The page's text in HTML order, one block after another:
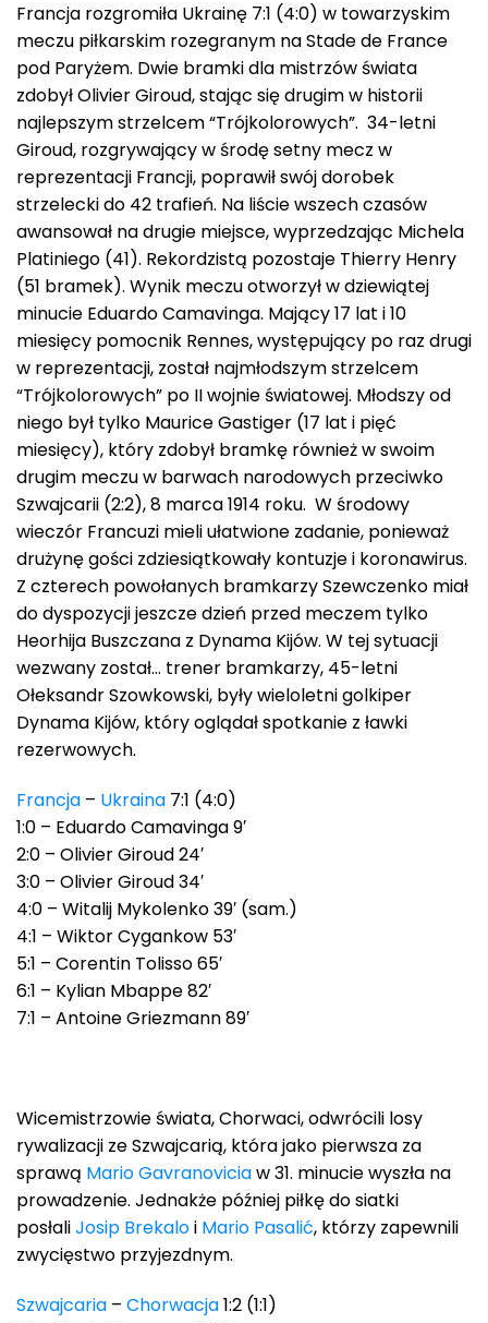
Francja rozgromiła Ukrainę 7:1 (4:0) w towarzyskim
meczu piłkarskim rozegranym na Stade de France
pod Paryżem. Dwie bramki dla mistrzów świata
zdobył Olivier Giroud, stając się drugim w historii
najlepszym strzelcem “Trójkolorowych”. 34-letni
Giroud, rozgrywający w środę setny mecz w
reprezentacji Francji, poprawił swój dorobek
strzelecki do 42 trafień. Na liście wszech czasów
awansował na drugie miejsce, wyprzedzając Michela
Platiniego (41). Rekordzistą pozostaje Thierry Henry
(51 bramek). Wynik meczu otworzył w dziewiątej
minucie Eduardo Camavinga. Mający 17 lat i 10
miesięcy pomocnik Rennes, występujący po raz drugi
w reprezentacji, został najmłodszym strzelcem
“Trójkolorowych” po II wojnie światowej. Młodszy od
niego był tylko Maurice Gastiger (17 lat i pięć
miesięcy), który zdobył bramkę również w swoim
drugim meczu w barwach narodowych przeciwko
Szwajcarii (2:2), 8 marca 1914 roku. W środowy
wieczór Francuzi mieli ułatwione zadanie, ponieważ
drużynę gości zdziesiątkowały kontuzje i koronawirus.
Z czterech powołanych bramkarzy Szewczenko miał
do dyspozycji jeszcze dzień przed meczem tylko
Heorhija Buszczana z Dynama Kijów. W tej sytuacji
wezwany został… trener bramkarzy, 45-letni
Ołeksandr Szowkowski, były wieloletni golkiper
Dynama Kijów, który oglądał spotkanie z ławki
rezerwowych.
Francja – Ukraina 7:1 (4:0)
1:0 – Eduardo Camavinga 9′
2:0 – Olivier Giroud 24′
3:0 – Olivier Giroud 34′
4:0 – Witalij Mykolenko 39′ (sam.)
4:1 – Wiktor Cygankow 53′
5:1 – Corentin Tolisso 65′
6:1 – Kylian Mbappe 82′
7:1 – Antoine Griezmann 89′
Wicemistrzowie świata, Chorwaci, odwrócili losy
rywalizacji ze Szwajcarią, która jako pierwsza za
sprawą Mario Gavranoviciaw 31. minucie wyszła na
prowadzenie. Jednakże później piłkę do siatki
posłaliJosip Brekaloi Mario Pasalić, którzy zapewnili
zwycięstwo przyjezdnym.
Szwajcaria – Chorwacja1:2 (1:1)